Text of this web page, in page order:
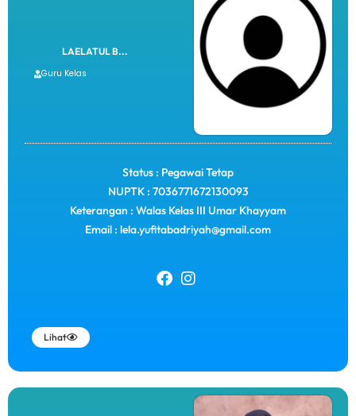
LAELATUL B...
Guru Kelas
Status : Pegawai Tetap
NUPTK : 7036771672130093
Keterangan : Walas Kelas III Umar Khayyam
Email : lela.yufitabadriyah@gmail.com
Lihat